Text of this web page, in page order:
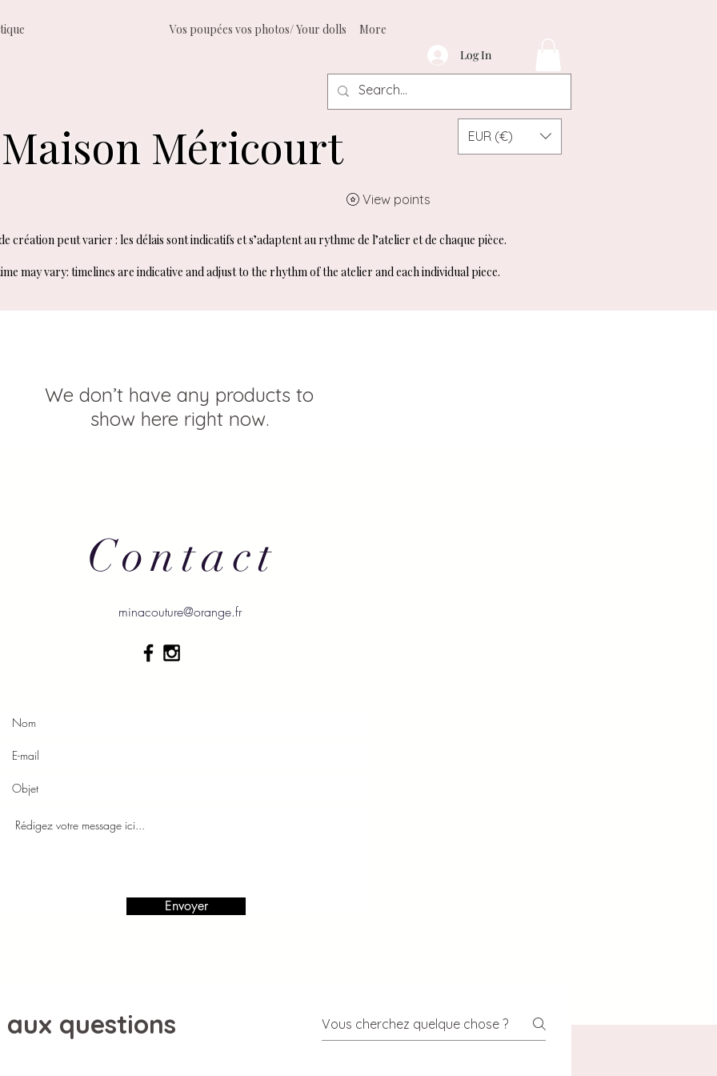
Vos poupées vos photos/ Your dolls
More
Log In
Maison Méricourt EUR (€)
View points
création peut varier : les délais sont indicatifs et s’adaptent au rythme de l’atelier et de chaque pièce.
may vary: timelines are indicative and adjust to the rhythm of the atelier and each individual piece.
We don’t have any products to
show here right now.
Contact
minacouture@orange.fr
Envoyer
aux questions